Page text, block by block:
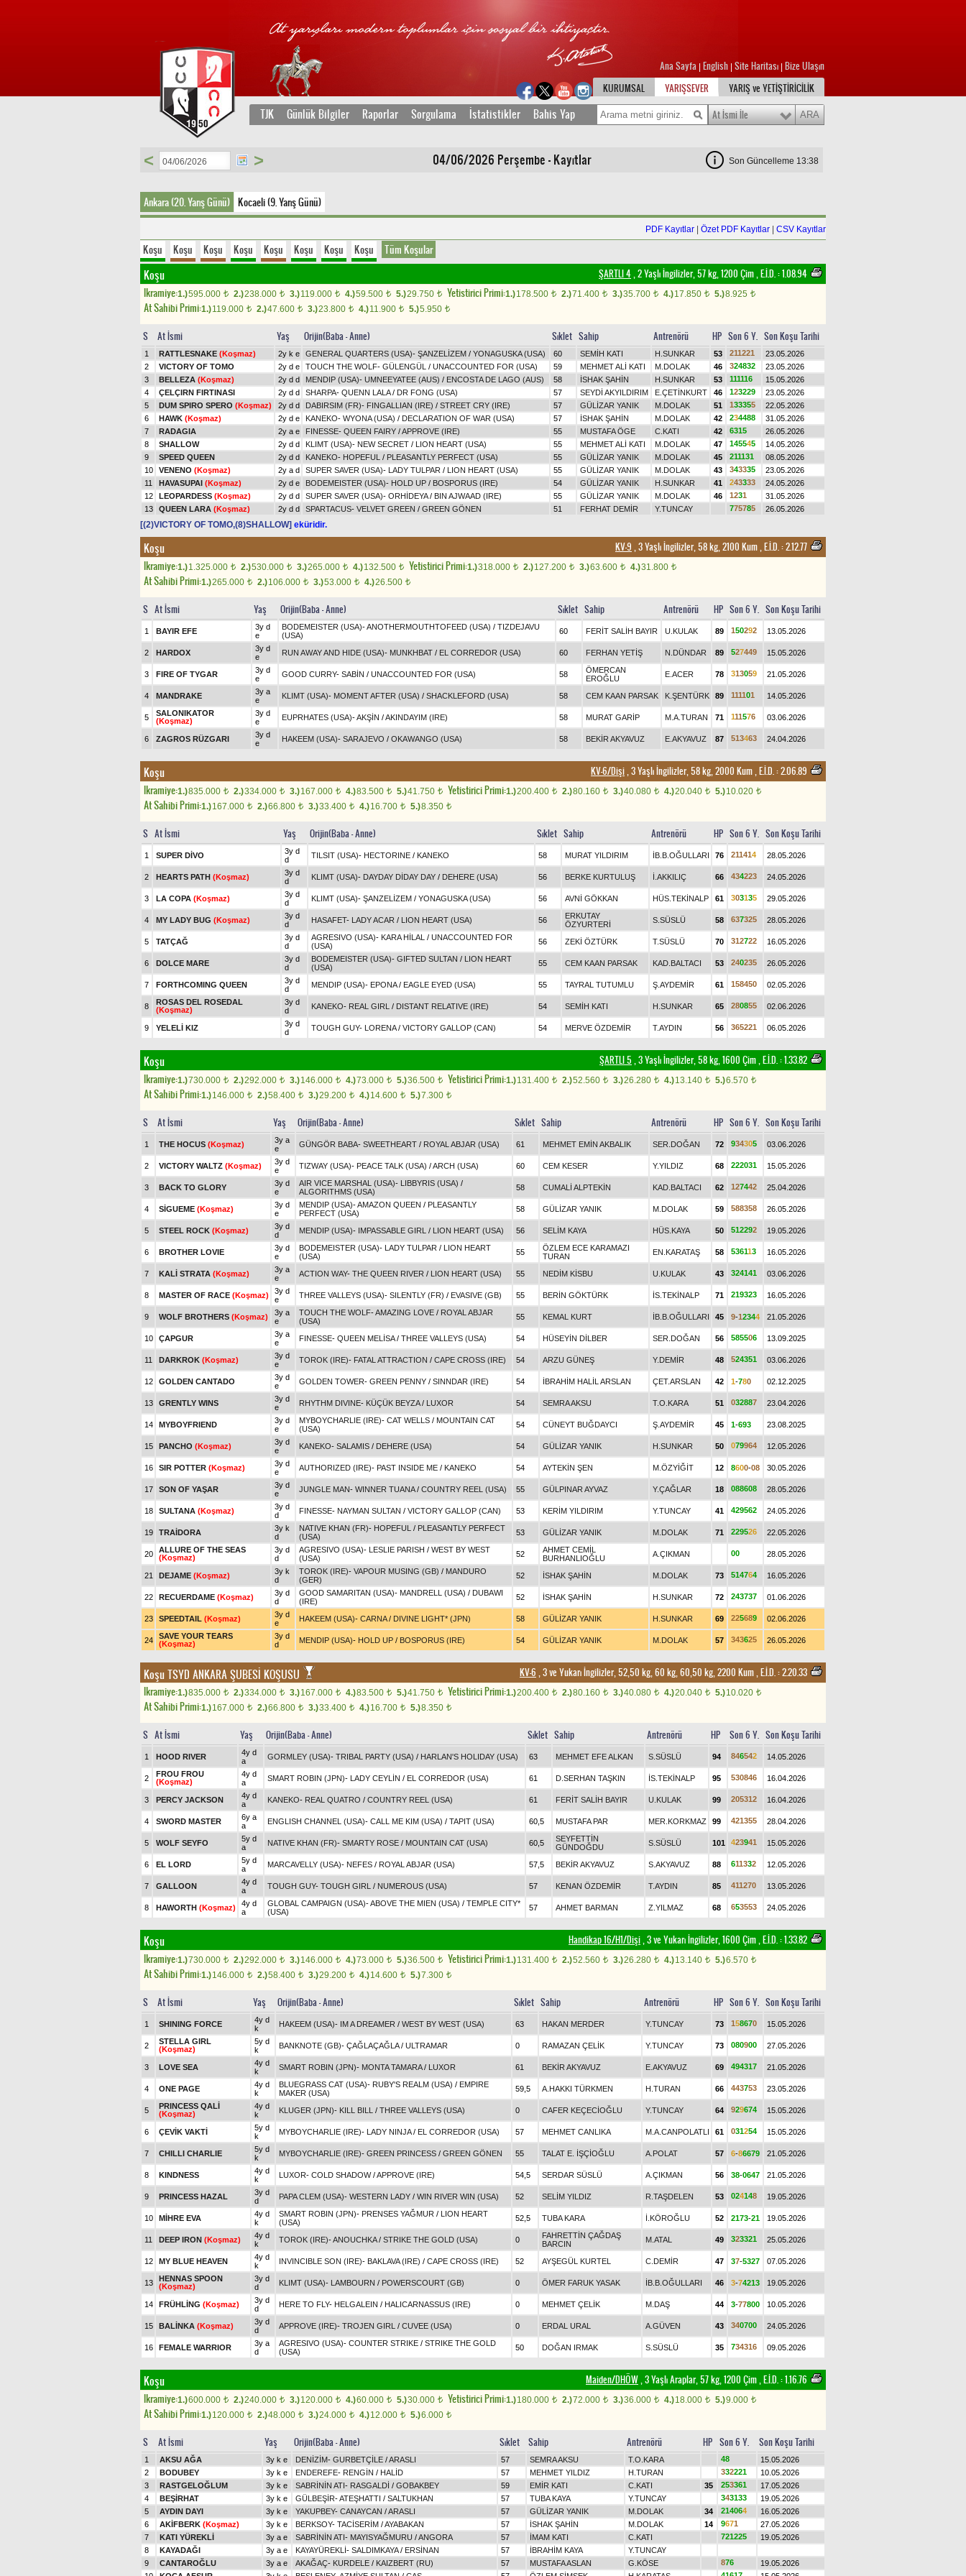
Ana Sayfa English Site Haritası Bize Ulaşın
KURUMSAL
YARIŞSEVER YARIŞ ve YETİŞTİRİCİLİK
TJK Günlük Bilgiler Raporlar Sorgulama İstatistikler Bahis Yap At İsmi İle
04/06/2026 Perşembe - Kayıtlar
< > Son Güncelleme 13:38
Ankara (20. Yarış Günü) Kocaeli (9. Yarış Günü)
PDF Kayıtlar Özet PDF Kayıtlar CSV Kayıtlar
Koşu Koşu Koşu Koşu Koşu Koşu Koşu Koşu Tüm Koşular
Koşu ŞARTLI 4, 2 Yaşlı İngilizler, 57 kg, 1200 Çim,E.İ.D. :1.08.94
Ikramiye:1.)595.000 t 2.)238.000 t 3.)119.000 t 4.)59.500 t 5.)29.750 t Yetistirici Primi:1.)178.500 t 2.)71.400 t 3.)35.700 t 4.)17.850 t 5.)8.925 t
At Sahibi Primi:1.)119.000 t 2.)47.600 t 3.)23.800 t 4.)11.900 t 5.)5.950 t
S At İsmi Yaş Orijin(Baba - Anne) Sıklet Sahip Antrenörü HP Son 6 Y. Son Koşu Tarihi
1 RATTLESNAKE (Koşmaz) 2y k e GENERAL QUARTERS (USA)- ŞANZELİZEM / YONAGUSKA (USA) 60 SEMİH KATI H.SUNKAR 53 211221
23.05.2026
2
VICTORY OF TOMO 2y d e TOUCH THE WOLF- GÜLENGÜL / UNACCOUNTED FOR (USA) 59 MEHMET ALİ KATI M.DOLAK 46 324832
23.05.2026
3
BELLEZA (Koşmaz) 2y d d MENDIP (USA)- UMNEEYATEE (AUS) / ENCOSTA DE LAGO (AUS) 58 İSHAK ŞAHİN H.SUNKAR 53 111116
15.05.2026
4
ÇELÇIRN FIRTINASI 2y d d SHARPA- QUENN LALA/ DR FONG (USA) 57 SEYDİ AKYILDIRIM E.ÇETİNKURT 46 123229
23.05.2026
5
DUM SPIRO SPERO (Koşmaz) 2y d d DABIRSIM (FR)- FINGALLIAN (IRE) / STREET CRY (IRE) 57 GÜLİZAR YANIK M.DOLAK 51 133355
22.05.2026
6
HAWK (Koşmaz) 2y d e KANEKO- WYONA (USA) / DECLARATION OF WAR (USA) 57 İSHAK ŞAHİN M.DOLAK 42 234488
31.05.2026
7
RADAGIA 2y a e FINESSE- QUEEN FAIRY /APPROVE (IRE) 55 MUSTAFA ÖGE C.KATI 42 6315
26.05.2026
8
SHALLOW 2y d d KLIMT (USA)- NEW SECRET / LION HEART (USA) 55 MEHMET ALİ KATI M.DOLAK 47 145545
14.05.2026
9
SPEED QUEEN 2y d d KANEKO- HOPEFUL / PLEASANTLY PERFECT (USA) 55 GÜLİZAR YANIK M.DOLAK 45 211131
08.05.2026
10
VENENO (Koşmaz) 2y a d SUPER SAVER (USA)- LADY TULPAR / LION HEART (USA) 55 GÜLİZAR YANIK M.DOLAK 43 343335
23.05.2026
11
HAVASUPAI (Koşmaz) 2y d e BODEMEISTER (USA)- HOLD UP / BOSPORUS (IRE) 54 GÜLİZAR YANIK H.SUNKAR 41 243333
24.05.2026
12
LEOPARDESS (Koşmaz) 2y d d SUPER SAVER (USA)- ORHİDEYA/ BIN AJWAAD (IRE) 55 GÜLİZAR YANIK M.DOLAK 46 1231
31.05.2026
13
QUEEN LARA (Koşmaz) 2y d d SPARTACUS- VELVET GREEN / GREEN GÖNEN 51 FERHAT DEMİR Y.TUNCAY 775785 26.05.2026
[(2)VICTORY OF TOMO,(8)SHALLOW] eküridir.
Koşu KV-9 , 3 Yaşlı İngilizler, 58 kg, 2100 Kum,E.İ.D. :2.12.77
Ikramiye:1.)1.325.000 t 2.)530.000 t 3.)265.000 t 4.)132.500 t Yetistirici Primi:1.)318.000 t 2.)127.200 t 3.)63.600 t 4.)31.800 t
At Sahibi Primi:1.)265.000 t 2.)106.000 t 3.)53.000 t 4.)26.500 t
S At İsmi Yaş Orijin(Baba - Anne) Sıklet Sahip Antrenörü HP Son 6 Y. Son Koşu Tarihi
1 BAYIR EFE
3y d
e
BODEMEISTER (USA)-ANOTHERMOUTHTOFEED (USA) / TIZDEJAVU
(USA)
60 FERİT SALİH BAYIR U.KULAK 89 150292 13.05.2026
2 HARDOX
3y d
e
RUN AWAY AND HIDE (USA)- MUNKHBAT / EL CORREDOR (USA) 60 FERHAN YETİŞ N.DÜNDAR 89 527449 15.05.2026
3 FIRE OF TYGAR
3y d
e
GOOD CURRY- SABİN / UNACCOUNTED FOR (USA) 58
ÖMERCAN
EROĞLU
E.ACER 78 313059 21.05.2026
4 MANDRAKE
3y a
e
KLIMT (USA)- MOMENT AFTER (USA) / SHACKLEFORD (USA) 58 CEM KAAN PARSAK K.ŞENTÜRK 89 111101 14.05.2026
5
SALONIKATOR
(Koşmaz)
3y d
e
EUPRHATES (USA)-AKŞİN /AKINDAYIM (IRE) 58 MURAT GARİP M.A.TURAN 71 111576 03.06.2026
6 ZAGROS RÜZGARI
3y d
e
HAKEEM (USA)- SARAJEVO / OKAWANGO (USA) 58 BEKİR AKYAVUZ E.AKYAVUZ 87 513463 24.04.2026
Koşu KV-6/Dişi, 3 Yaşlı İngilizler, 58 kg, 2000 Kum,E.İ.D. :2.06.89
Ikramiye:1.)835.000 t 2.)334.000 t 3.)167.000 t 4.)83.500 t 5.)41.750 t Yetistirici Primi:1.)200.400 t 2.)80.160 t 3.)40.080 t 4.)20.040 t 5.)10.020 t
At Sahibi Primi:1.)167.000 t 2.)66.800 t 3.)33.400 t 4.)16.700 t 5.)8.350 t
S At İsmi Yaş Orijin(Baba - Anne) Sıklet Sahip Antrenörü HP Son 6 Y. Son Koşu Tarihi
1 SUPER DİVO
3y d
d
TILSIT (USA)- HECTORINE / KANEKO 58 MURAT YILDIRIM İB.B.OĞULLARI 76 211414 28.05.2026
2 HEARTS PATH (Koşmaz)
3y d
d
KLIMT (USA)- DAYDAY DİDAY DAY / DEHERE (USA) 56 BERKE KURTULUŞ İ.AKKILIÇ 66 434223 24.05.2026
3 LA COPA (Koşmaz)
3y d
d
KLIMT (USA)- ŞANZELİZEM / YONAGUSKA (USA) 56 AVNİ GÖKKAN HÜS.TEKİNALP 61 303135 29.05.2026
4 MY LADY BUG (Koşmaz)
3y d
d
HASAFET- LADY ACAR / LION HEART (USA) 56
ERKUTAY
ÖZYURTERİ
S.SÜSLÜ 58 637325 28.05.2026
5 TATÇAĞ
3y d
d
AGRESIVO (USA)- KARA HİLAL / UNACCOUNTED FOR
(USA)
56 ZEKİ ÖZTÜRK T.SÜSLÜ 70 312722 16.05.2026
6 DOLCE MARE
3y d
d
BODEMEISTER (USA)- GIFTED SULTAN / LION HEART
(USA)
55 CEM KAAN PARSAK KAD.BALTACI 53 240235 26.05.2026
7 FORTHCOMING QUEEN
3y d
d
MENDIP (USA)- EPONA/ EAGLE EYED (USA) 55 TAYRAL TUTUMLU Ş.AYDEMİR 61 158450 02.05.2026
8
ROSAS DEL ROSEDAL
(Koşmaz)
3y d
d
KANEKO- REAL GIRL / DISTANT RELATIVE (IRE) 54 SEMİH KATI H.SUNKAR 65 280855 02.06.2026
9 YELELİ KIZ
3y d
d
TOUGH GUY- LORENA/ VICTORY GALLOP (CAN) 54 MERVE ÖZDEMİR T.AYDIN 56 365221 06.05.2026
Koşu ŞARTLI 5 , 3 Yaşlı İngilizler, 58 kg, 1600 Çim,E.İ.D. :1.33.82
Ikramiye:1.)730.000 t 2.)292.000 t 3.)146.000 t 4.)73.000 t 5.)36.500 t Yetistirici Primi:1.)131.400 t 2.)52.560 t 3.)26.280 t 4.)13.140 t 5.)6.570 t
At Sahibi Primi:1.)146.000 t 2.)58.400 t 3.)29.200 t 4.)14.600 t 5.)7.300 t
S At İsmi Yaş Orijin(Baba - Anne) Sıklet Sahip Antrenörü HP Son 6 Y. Son Koşu Tarihi
1 THE HOCUS (Koşmaz)
3y a
e
GÜNGÖR BABA- SWEETHEART / ROYAL ABJAR (USA) 61 MEHMET EMİN AKBALIK SER.DOĞAN 72 934305 03.06.2026
2 VICTORY WALTZ (Koşmaz)
3y d
e
TIZWAY (USA)- PEACE TALK (USA) /ARCH (USA) 60 CEM KESER Y.YILDIZ 68 222031 15.05.2026
3 BACK TO GLORY
3y d
e
AIR VICE MARSHAL (USA)- LIBBYRIS (USA) /
ALGORITHMS (USA)
58 CUMALİ ALPTEKİN KAD.BALTACI 62 127442 25.04.2026
4 SİGUEME (Koşmaz)
3y d
e
MENDIP (USA)-AMAZON QUEEN / PLEASANTLY
PERFECT (USA)
58 GÜLİZAR YANIK M.DOLAK 59 588358 26.05.2026
5 STEEL ROCK (Koşmaz)
3y d
d
MENDIP (USA)- IMPASSABLE GIRL / LION HEART (USA) 56 SELİM KAYA HÜS.KAYA 50 512292 19.05.2026
6 BROTHER LOVIE
3y d
e
BODEMEISTER (USA)- LADY TULPAR / LION HEART
(USA)
55
ÖZLEM ECE KARAMAZI
TURAN
EN.KARATAŞ 58 536113 16.05.2026
7 KALİ STRATA (Koşmaz)
3y a
e
ACTION WAY- THE QUEEN RIVER / LION HEART (USA) 55 NEDİM KİSBU U.KULAK 43 324141 03.06.2026
8 MASTER OF RACE (Koşmaz)
3y d
e
THREE VALLEYS (USA)- SILENTLY (FR) / EVASIVE (GB) 55 BERİN GÖKTÜRK İS.TEKİNALP 71 219323 16.05.2026
9 WOLF BROTHERS (Koşmaz)
3y a
e
TOUCH THE WOLF-AMAZING LOVE / ROYAL ABJAR
(USA)
55 KEMAL KURT İB.B.OĞULLARI 45 9-12344 21.05.2026
10 ÇAPGUR
3y a
e
FINESSE- QUEEN MELİSA/ THREE VALLEYS (USA) 54 HÜSEYİN DİLBER SER.DOĞAN 56 585506 13.09.2025
11 DARKROK (Koşmaz)
3y d
e
TOROK (IRE)- FATAL ATTRACTION / CAPE CROSS (IRE) 54 ARZU GÜNEŞ Y.DEMİR 48 524351 03.06.2026
12 GOLDEN CANTADO
3y d
e
GOLDEN TOWER- GREEN PENNY / SINNDAR (IRE) 54 İBRAHİM HALİL ARSLAN ÇET.ARSLAN 42 1-780 02.12.2025
13 GRENTLY WINS
3y d
e
RHYTHM DIVINE- KÜÇÜK BEYZA/ LUXOR 54 SEMRA AKSU T.O.KARA 51 032887 23.04.2026
14 MYBOYFRIEND
3y d
e
MYBOYCHARLIE (IRE)- CAT WELLS / MOUNTAIN CAT
(USA)
54 CÜNEYT BUĞDAYCI Ş.AYDEMİR 45 1-693 23.08.2025
15 PANCHO (Koşmaz)
3y d
e
KANEKO- SALAMIS / DEHERE (USA) 54 GÜLİZAR YANIK H.SUNKAR 50 079964 12.05.2026
16 SIR POTTER (Koşmaz)
3y d
e
AUTHORIZED (IRE)- PAST INSIDE ME / KANEKO 54 AYTEKİN ŞEN M.ÖZYİĞİT 12 8600-08 30.05.2026
17 SON OF YAŞAR
3y d
e
JUNGLE MAN- WINNER TUANA/ COUNTRY REEL (USA) 55 GÜLPINAR AYVAZ Y.ÇAĞLAR 18 088608 28.05.2026
18 SULTANA (Koşmaz)
3y d
d
FINESSE- NAYMAN SULTAN / VICTORY GALLOP (CAN) 53 KERİM YILDIRIM Y.TUNCAY 41 429562 24.05.2026
19 TRAİDORA
3y k
d
NATIVE KHAN (FR)- HOPEFUL / PLEASANTLY PERFECT
(USA)
53 GÜLİZAR YANIK M.DOLAK 71 229526 22.05.2026
20
ALLURE OF THE SEAS
(Koşmaz)
3y d
d
AGRESIVO (USA)- LESLIE PARISH / WEST BY WEST
(USA)
52
AHMET CEMİL
BURHANLIOĞLU
A.ÇIKMAN 00 28.05.2026
21 DEJAME (Koşmaz)
3y k
d
TOROK (IRE)- VAPOUR MUSING (GB) / MANDURO
(GER)
52 İSHAK ŞAHİN M.DOLAK 73 514764 16.05.2026
22 RECUERDAME (Koşmaz)
3y d
d
GOOD SAMARITAN (USA)- MANDRELL (USA) / DUBAWI
(IRE)
52 İSHAK ŞAHİN H.SUNKAR 72 243737 01.06.2026
23 SPEEDTAIL (Koşmaz)
3y d
e
HAKEEM (USA)- CARNA/ DIVINE LIGHT* (JPN) 58 GÜLİZAR YANIK H.SUNKAR 69 225689 02.06.2026
24
SAVE YOUR TEARS
(Koşmaz)
3y d
d
MENDIP (USA)- HOLD UP / BOSPORUS (IRE) 54 GÜLİZAR YANIK M.DOLAK 57 343625 26.05.2026
KoşuTSYD ANKARA ŞUBESİ KOŞUSU KV-6 , 3 ve Yukarı İngilizler, 52,50 kg, 60 kg, 60,50 kg, 2200 Kum,E.İ.D. :2.20.33
Ikramiye:1.)835.000 t 2.)334.000 t 3.)167.000 t 4.)83.500 t 5.)41.750 t Yetistirici Primi:1.)200.400 t 2.)80.160 t 3.)40.080 t 4.)20.040 t 5.)10.020 t
At Sahibi Primi:1.)167.000 t 2.)66.800 t 3.)33.400 t 4.)16.700 t 5.)8.350 t
S At İsmi Yaş Orijin(Baba - Anne) Sıklet Sahip Antrenörü HP Son 6 Y. Son Koşu Tarihi
1 HOOD RIVER
4y d
a
GORMLEY (USA)- TRIBAL PARTY (USA) / HARLAN'S HOLIDAY (USA) 63 MEHMET EFE ALKAN S.SÜSLÜ 94 846542 14.05.2026
2
FROU FROU
(Koşmaz)
4y d
a
SMART ROBIN (JPN)- LADY CEYLİN / EL CORREDOR (USA) 61 D.SERHAN TAŞKIN İS.TEKİNALP 95 530846 16.04.2026
3 PERCY JACKSON
4y d
a
KANEKO- REAL QUATRO / COUNTRY REEL (USA) 61 FERİT SALİH BAYIR U.KULAK 99 205312 16.04.2026
4 SWORD MASTER
6y a
a
ENGLISH CHANNEL (USA)- CALL ME KIM (USA) / TAPIT (USA) 60,5 MUSTAFA PAR MER.KORKMAZ 99 421355 28.04.2026
5 WOLF SEYFO
5y d
a
NATIVE KHAN (FR)- SMARTY ROSE / MOUNTAIN CAT (USA) 60,5
SEYFETTİN
GÜNDOĞDU
S.SÜSLÜ 101 423941 15.05.2026
6 EL LORD
5y d
a
MARCAVELLY (USA)- NEFES / ROYAL ABJAR (USA) 57,5 BEKİR AKYAVUZ S.AKYAVUZ 88 611332 12.05.2026
7 GALLOON
4y d
a
TOUGH GUY- TOUGH GIRL / NUMEROUS (USA) 57 KENAN ÖZDEMİR T.AYDIN 85 411270 13.05.2026
8 HAWORTH (Koşmaz)
4y d
a
GLOBAL CAMPAIGN (USA)-ABOVE THE MIEN (USA) / TEMPLE CITY*
(USA)
57 AHMET BARMAN Z.YILMAZ 68 653553 24.05.2026
Koşu Handikap 16/H1/Dişi, 3 ve Yukarı İngilizler, 1600 Çim,E.İ.D. :1.33.82
Ikramiye:1.)730.000 t 2.)292.000 t 3.)146.000 t 4.)73.000 t 5.)36.500 t Yetistirici Primi:1.)131.400 t 2.)52.560 t 3.)26.280 t 4.)13.140 t 5.)6.570 t
At Sahibi Primi:1.)146.000 t 2.)58.400 t 3.)29.200 t 4.)14.600 t 5.)7.300 t
S At İsmi Yaş Orijin(Baba - Anne) Sıklet Sahip Antrenörü HP Son 6 Y. Son Koşu Tarihi
1 SHINING FORCE
4y d
k
HAKEEM (USA)- IM A DREAMER / WEST BY WEST (USA) 63 HAKAN MERDER Y.TUNCAY 73 158670 15.05.2026
2
STELLA GIRL
(Koşmaz)
5y d
k
BANKNOTE (GB)- ÇAĞLAÇAĞLA/ ULTRAMAR 0 RAMAZAN ÇELİK Y.TUNCAY 73 080900 27.05.2026
3 LOVE SEA
4y d
k
SMART ROBIN (JPN)- MONTA TAMARA/ LUXOR 61 BEKİR AKYAVUZ E.AKYAVUZ 69 494317 21.05.2026
4 ONE PAGE
4y d
k
BLUEGRASS CAT (USA)- RUBY'S REALM (USA) / EMPIRE
MAKER (USA)
59,5 A.HAKKI TÜRKMEN H.TURAN 66 443753 23.05.2026
5
PRINCESS QALİ
(Koşmaz)
4y d
k
KLUGER (JPN)- KILL BILL / THREE VALLEYS (USA) 0 CAFER KEÇECİOĞLU Y.TUNCAY 64 929674 15.05.2026
6 ÇEVİK VAKTİ
5y d
k
MYBOYCHARLIE (IRE)- LADY NINJA/ EL CORREDOR (USA) 57 MEHMET CANLIKA M.A.CANPOLATLI 61 031254 15.05.2026
7 CHILLI CHARLIE
5y d
k
MYBOYCHARLIE (IRE)- GREEN PRINCESS / GREEN GÖNEN 55 TALAT E. İŞÇİOĞLU A.POLAT 57 6-86679 21.05.2026
8 KINDNESS
4y d
k
LUXOR- COLD SHADOW/APPROVE (IRE) 54,5 SERDAR SÜSLÜ A.ÇIKMAN 56 38-0647 21.05.2026
9 PRINCESS HAZAL
3y d
d
PAPA CLEM (USA)- WESTERN LADY / WIN RIVER WIN (USA) 52 SELİM YILDIZ R.TAŞDELEN 53 024148 19.05.2026
10 MİHRE EVA
4y d
k
SMART ROBIN (JPN)- PRENSES YAĞMUR / LION HEART
(USA)
52,5 TUBA KARA İ.KÖROĞLU 52 2173-21 19.05.2026
11 DEEP IRON (Koşmaz)
4y d
k
TOROK (IRE)-ANOUCHKA/ STRIKE THE GOLD (USA) 0
FAHRETTİN ÇAĞDAŞ
BARCIN
M.ATAL 49 323321 25.05.2026
12 MY BLUE HEAVEN
4y d
k
INVINCIBLE SON (IRE)- BAKLAVA (IRE) / CAPE CROSS (IRE) 52 AYŞEGÜL KURTEL C.DEMİR 47 37-5327 07.05.2026
13
HENNAS SPOON
(Koşmaz)
3y d
d
KLIMT (USA)- LAMBOURN / POWERSCOURT (GB) 0 ÖMER FARUK YASAK İB.B.OĞULLARI 46 3-74213 19.05.2026
14 FRÜHLİNG (Koşmaz)
3y d
d
HERE TO FLY- HELGALEIN / HALICARNASSUS (IRE) 0 MEHMET ÇELİK M.DAŞ 44 3-77800 10.05.2026
15 BALİNKA (Koşmaz)
3y d
d
APPROVE (IRE)- TROJEN GIRL / CUVEE (USA) 0 ERDAL URAL A.GÜVEN 43 340700 24.05.2026
16 FEMALE WARRIOR
3y a
d
AGRESIVO (USA)- COUNTER STRIKE / STRIKE THE GOLD
(USA)
50 DOĞAN IRMAK S.SÜSLÜ 35 734316 09.05.2026
Koşu Maiden/DHÖW, 3 Yaşlı Araplar, 57 kg, 1200 Çim,E.İ.D. :1.16.76
Ikramiye:1.)600.000 t 2.)240.000 t 3.)120.000 t 4.)60.000 t 5.)30.000 t Yetistirici Primi:1.)180.000 t 2.)72.000 t 3.)36.000 t 4.)18.000 t 5.)9.000 t
At Sahibi Primi:1.)120.000 t 2.)48.000 t 3.)24.000 t 4.)12.000 t 5.)6.000 t
S At İsmi Yaş Orijin(Baba - Anne) Sıklet Sahip Antrenörü HP Son 6 Y. Son Koşu Tarihi
1 AKSU AĞA 3y k e DENİZİM- GURBETÇİLE /ARASLI 57 SEMRA AKSU T.O.KARA 48
15.05.2026
2
BODUBEY 3y k e ENDEREFE- RENGİN / HALİD 57 MEHMET YILDIZ H.TURAN 332221
10.05.2026
3
RASTGELOĞLUM 3y k e SABRİNİN ATI- RASGALDİ / GOBAKBEY 59 EMİR KATI C.KATI 35 253361
17.05.2026
4
BEŞİRHAT 3y k e GÜLBEŞİR-ATEŞHATTI / SALTUKHAN 57 TUBA KAYA Y.TUNCAY 343133
19.05.2026
5
AYDIN DAYI 3y k e YAKUPBEY- CANAYCAN /ARASLI 57 GÜLİZAR YANIK M.DOLAK 34 214064
16.05.2026
6
AKİFBERK (Koşmaz) 3y k e BERKSOY- TACİSERİM /AYABAKAN 57 İSHAK ŞAHİN M.DOLAK 14 9671
27.05.2026
7
KATI YÜREKLİ 3y a e SABRİNİN ATI- MAYISYAĞMURU /ANGORA 57 İMAM KATI C.KATI 721225
19.05.2026
8
KAYADAĞI 3y a e KAYAYÜREKLİ- SALDIMKAYA/ ERSİNAN 57 İBRAHİM KAYA
Y.TUNCAY
9
CANTAROĞLU 3y a e AKAĞAÇ- KURDELE / KAIZBERT (RU) 57 MUSTAFA ASLAN G.KÖSE 876
19.05.2026